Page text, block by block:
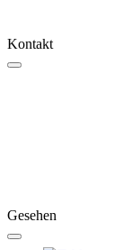
Kontakt
Gesehen